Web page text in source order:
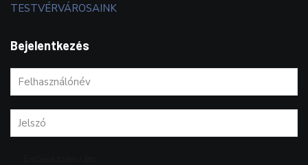
TESTVÉRVÁROSAINK
Bejelentkezés